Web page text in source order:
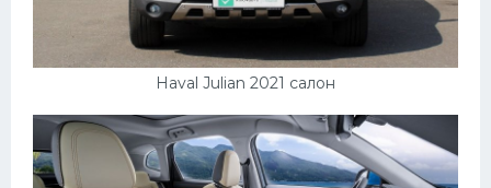
Haval Julian 2021 салон